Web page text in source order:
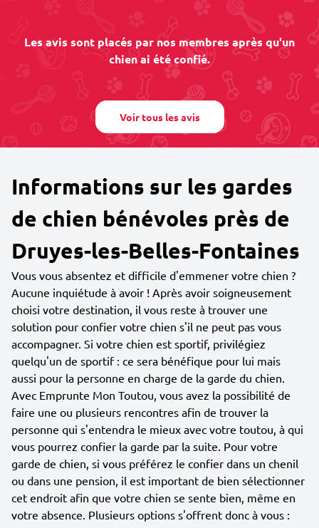
Les avis sont placés par nos membres après qu'un
chien ai été confié.
Voir tous les avis
Informations sur les gardes
de chien bénévoles près de
Druyes-les-Belles-Fontaines
Vous vous absentez et difficile d'emmener votre chien ?
Aucune inquiétude à avoir ! Après avoir soigneusement
choisi votre destination, il vous reste à trouver une
solution pour confier votre chien s'il ne peut pas vous
accompagner. Si votre chien est sportif, privilégiez
quelqu'un de sportif : ce sera bénéfique pour lui mais
aussi pour la personne en charge de la garde du chien.
Avec Emprunte Mon Toutou, vous avez la possibilité de
faire une ou plusieurs rencontres afin de trouver la
personne qui s'entendra le mieux avec votre toutou, à qui
vous pourrez confier la garde par la suite. Pour votre
garde de chien, si vous préférez le confier dans un chenil
ou dans une pension, il est important de bien sélectionner
cet endroit afin que votre chien se sente bien, même en
votre absence. Plusieurs options s'offrent donc à vous :